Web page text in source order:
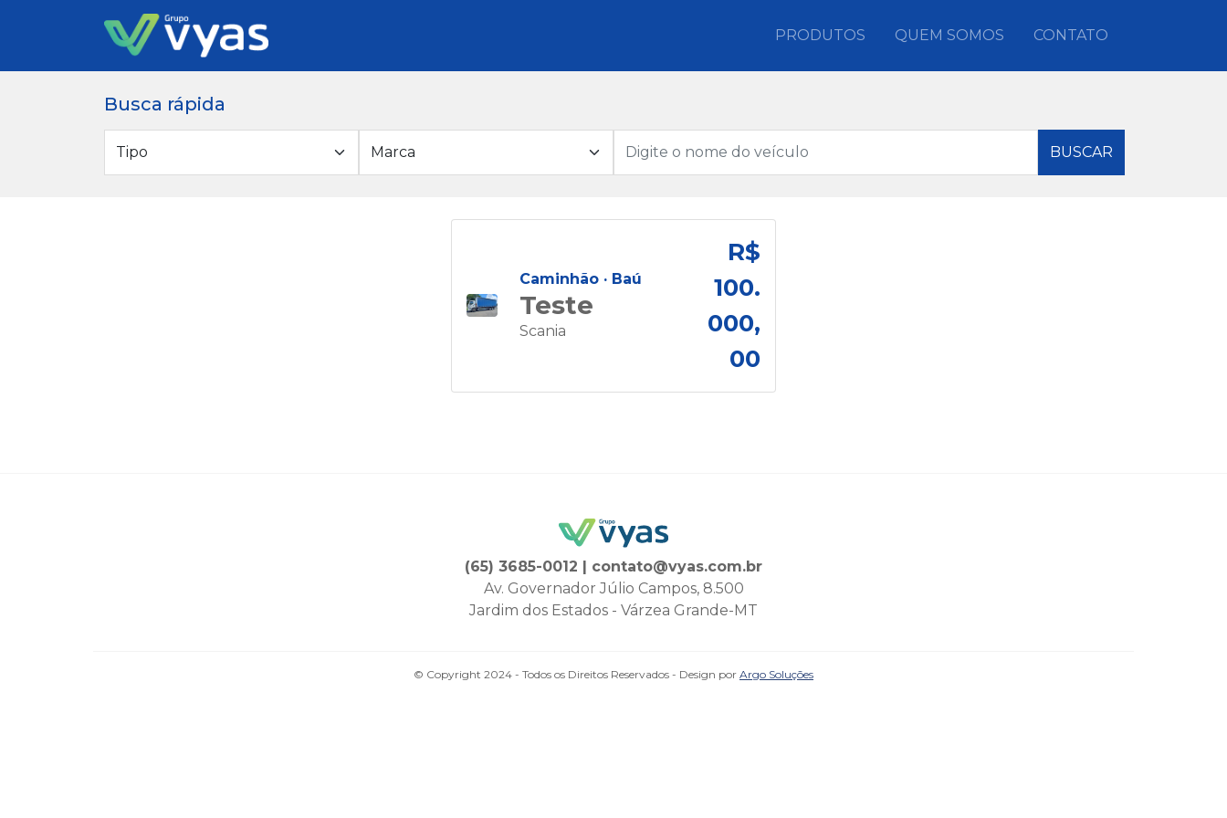
PRODUTOS QUEM SOMOS CONTATO
Busca rápida
Caminhão · Baú
Teste
Scania
R$
100.
000,
00
(65) 3685-0012 | contato@vyas.com.br
Av. Governador Júlio Campos, 8.500
Jardim dos Estados - Várzea Grande-MT
© Copyright 2024 - Todos os Direitos Reservados - Design por Argo Soluções